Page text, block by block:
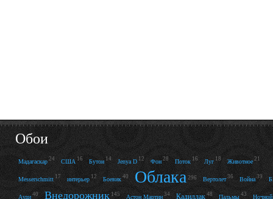
Обои
Мадагаскар 24 США 16 Бутон 14 Jenya D 12 Фон 28 Поток 16 Луг 18 Животное 21
Messerschmitt 17 интерьер 12 Боевик 40 Облака 296 Вертолет 36 Война 39
Ауди 40 Внедорожник 145 Астон Мартин 34 Кадиллак 48 Пальмы 43 Ночной